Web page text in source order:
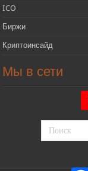
ICO
Биржи
Криптоинсайд
Мы в сети